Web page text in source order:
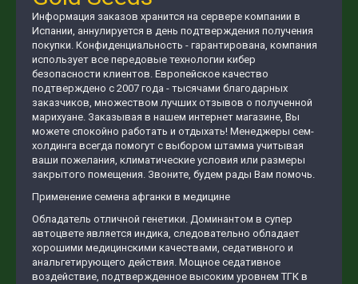
Информация заказов хранится на сервере компании в
Испании, аннулируется в день подтверждения получения
покупки. Конфиденциальность - гарантирована, компания
использует все передовые технологии кибер
безопасности клиентов. Европейское качество
подтверждено с 2007 года - тысячами благодарных
заказчиков, множеством лучших отзывов о полученной
марихуане. Заказывая в нашем интернет магазине, Вы
можете спокойно работать и отдыхать! Менеджеры сем-
холдинга всегда помогут с выбором штамма учитывая
ваши пожелания, климатические условия или размеры
закрытого помещения. Звоните, будем рады Вам помочь.
Применение семена афганки в медицине
Обладатель отличной генетики. Доминантом в супер
автоцвете является индика, следовательно обладает
хорошими медицинскими качествами, седативного и
анальгетирующего действия. Мощное седативное
воздействие, подтвержденное высоким уровнем ТГК в